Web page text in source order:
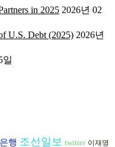
in 2025 2026년 02
U.S. Debt (2025) 2026년
일
행 조선일보 twitter 이재명